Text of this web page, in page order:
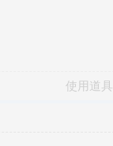
使用道具